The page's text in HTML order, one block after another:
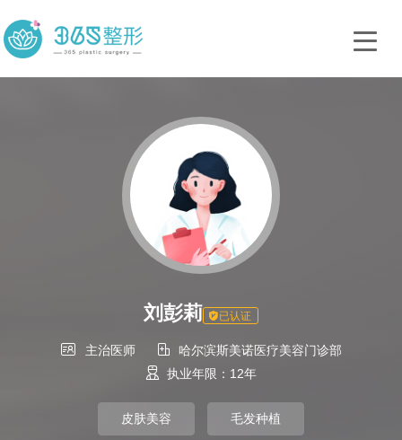
刘彭莉 已认证
 主治医师 
哈尔滨斯美诺医疗美容门诊部
 执业年限：12年
皮肤美容 毛发种植